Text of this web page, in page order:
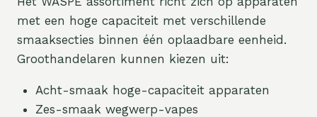
met een hoge capaciteit met verschillende
smaaksecties binnen één oplaadbare eenheid.
Groothandelaren kunnen kiezen uit:
Acht-smaak hoge-capaciteit apparaten
Zes-smaak wegwerp-vapes